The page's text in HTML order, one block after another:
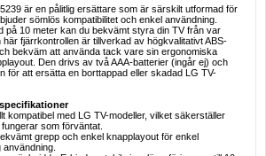
är en pålitlig ersättare som är särskilt utformad för
sömlös kompatibilitet och enkel användning.
på 10 meter kan du bekvämt styra din TV från var
fjärrkontrollen är tillverkad av högkvalitativt ABS-
bekväm att använda tack vare sin ergonomiska
Den drivs av två AAA-batterier (ingår ej) och
för att ersätta en borttappad eller skadad LG TV-
kompatibel med LG TV-modeller, vilket säkerställer
som förväntat.
grepp och enkel knapplayout för enkel